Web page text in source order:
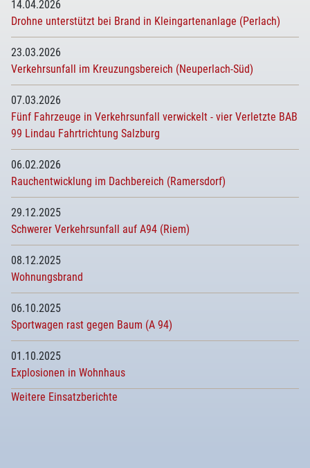
14.04.2026
Drohne unterstützt bei Brand in Kleingartenanlage (Perlach)
23.03.2026
Verkehrsunfall im Kreuzungsbereich (Neuperlach-Süd)
07.03.2026
Fünf Fahrzeuge in Verkehrsunfall verwickelt - vier Verletzte BAB
99 Lindau Fahrtrichtung Salzburg
06.02.2026
Rauchentwicklung im Dachbereich (Ramersdorf)
29.12.2025
Schwerer Verkehrsunfall auf A94 (Riem)
08.12.2025
Wohnungsbrand
06.10.2025
Sportwagen rast gegen Baum (A 94)
01.10.2025
Explosionen in Wohnhaus
Weitere Einsatzberichte